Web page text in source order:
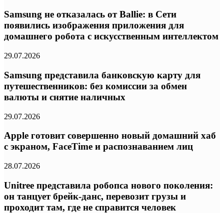
Samsung не отказалась от Ballie: в Сети
появились изображения приложения для
домашнего робота с искусственным интеллектом
29.07.2026
Samsung представила банковскую карту для
путешественников: без комиссии за обмен
валюты и снятие наличных
29.07.2026
Apple готовит совершенно новый домашний хаб
с экраном, FaceTime и распознаванием лиц
28.07.2026
Unitree представила робопса нового поколения:
он танцует брейк-данс, перевозит грузы и
проходит там, где не справится человек